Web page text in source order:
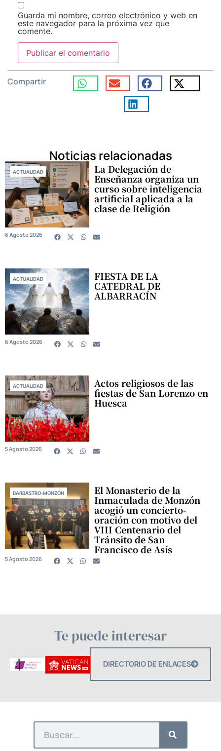
Guarda mi nombre, correo electrónico y web en
este navegador para la próxima vez que
comente.
Compartir
Noticias relacionadas
ACTUALIDAD La Delegación de
Enseñanza organiza un
curso sobre inteligencia
artificial aplicada a la
clase de Religión
6 Agosto 2026
ACTUALIDAD FIESTA DE LA
CATEDRAL DE
ALBARRACÍN
6 Agosto 2026
ACTUALIDAD Actos religiosos de las
fiestas de San Lorenzo en
Huesca
5 Agosto 2026
BARBASTRO-MONZÓN El Monasterio de la
Inmaculada de Monzón
acogió un concierto-
oración con motivo del
VIII Centenario del
Tránsito de San
Francisco de Asís
5 Agosto 2026
Te puede interesar
DIRECTORIO DE ENLACES